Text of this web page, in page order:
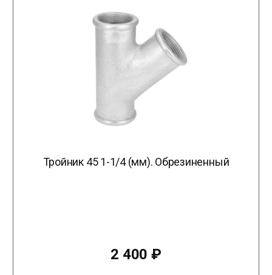
Тройник 45 1-1/4 (мм). Обрезиненный
2 400 ₽